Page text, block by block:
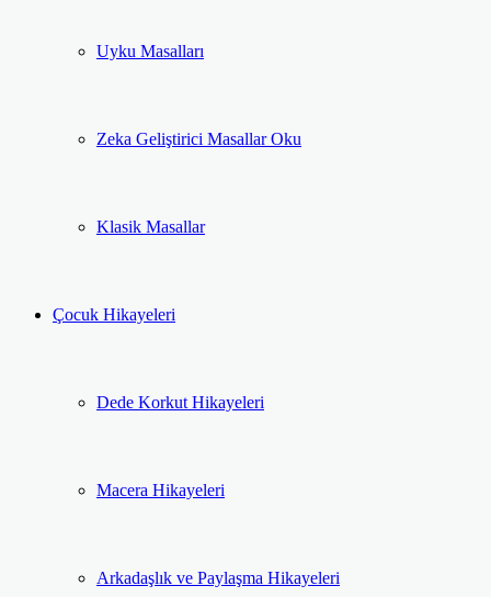
Uyku Masalları
Zeka Geliştirici Masallar Oku
Klasik Masallar
Çocuk Hikayeleri
Dede Korkut Hikayeleri
Macera Hikayeleri
Arkadaşlık ve Paylaşma Hikayeleri